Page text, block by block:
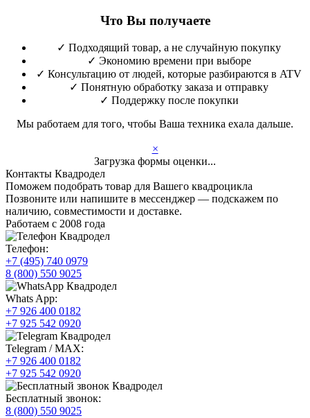
Что Вы получаете
✓ Подходящий товар, а не случайную покупку
✓ Экономию времени при выборе
✓ Консультацию от людей, которые разбираются в ATV
✓ Понятную обработку заказа и отправку
✓ Поддержку после покупки
Мы работаем для того, чтобы Ваша техника ехала дальше.
×
Загрузка формы оценки...
Контакты Квадродел
Поможем подобрать товар для Вашего квадроцикла
Позвоните или напишите в мессенджер — подскажем по
наличию, совместимости и доставке.
Работаем с 2008 года
Телефон:
+7 (495) 740 0979
8 (800) 550 9025
Whats App:
+7 926 400 0182
+7 925 542 0920
Telegram / MAX:
+7 926 400 0182
+7 925 542 0920
Бесплатный звонок:
8 (800) 550 9025